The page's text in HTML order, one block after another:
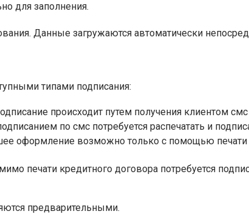
для заполнения.
Данные загружаются автоматически
типами подписания:
происходит путем получения клиентом смс
по смс потребуется распечатать и
оформление возможно только с помощью печати
печати кредитного договора потребуется
предварительными.